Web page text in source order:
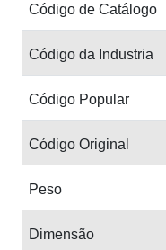
Código de Catálogo
Código da Industria
Código Popular
Código Original
Peso
Dimensão